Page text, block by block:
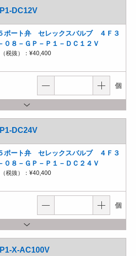
DC12V
ポート弁 セレックスバルブ ４Ｆ３
０８－ＧＰ－Ｐ１－ＤＣ１２Ｖ
税抜）： ¥40,400
個
DC24V
ポート弁 セレックスバルブ ４Ｆ３
０８－ＧＰ－Ｐ１－ＤＣ２４Ｖ
税抜）： ¥40,400
個
X-AC100V